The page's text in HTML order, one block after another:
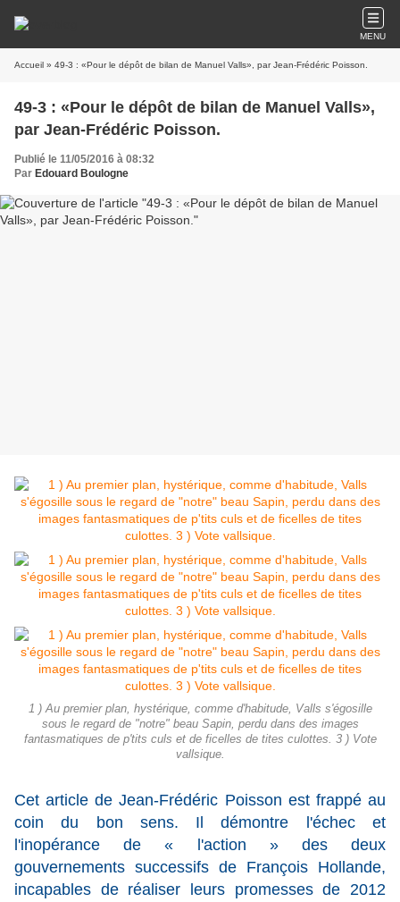
MENU
Accueil » 49-3 : «Pour le dépôt de bilan de Manuel Valls», par Jean-Frédéric Poisson.
49-3 : «Pour le dépôt de bilan de Manuel Valls»,
par Jean-Frédéric Poisson.
Publié le 11/05/2016 à 08:32
Par Edouard Boulogne
1 ) Au premier plan, hystérique, comme d'habitude, Valls s'égosille
sous le regard de "notre" beau Sapin, perdu dans des images
fantasmatiques de p'tits culs et de ficelles de tites culottes. 3 ) Vote
vallsique.
Cet article de Jean-Frédéric Poisson est frappé au
coin du bon sens. Il démontre l'échec et
l'inopérance de « l'action » des deux
gouvernements successifs de François Hollande,
incapables de réaliser leurs promesses de 2012